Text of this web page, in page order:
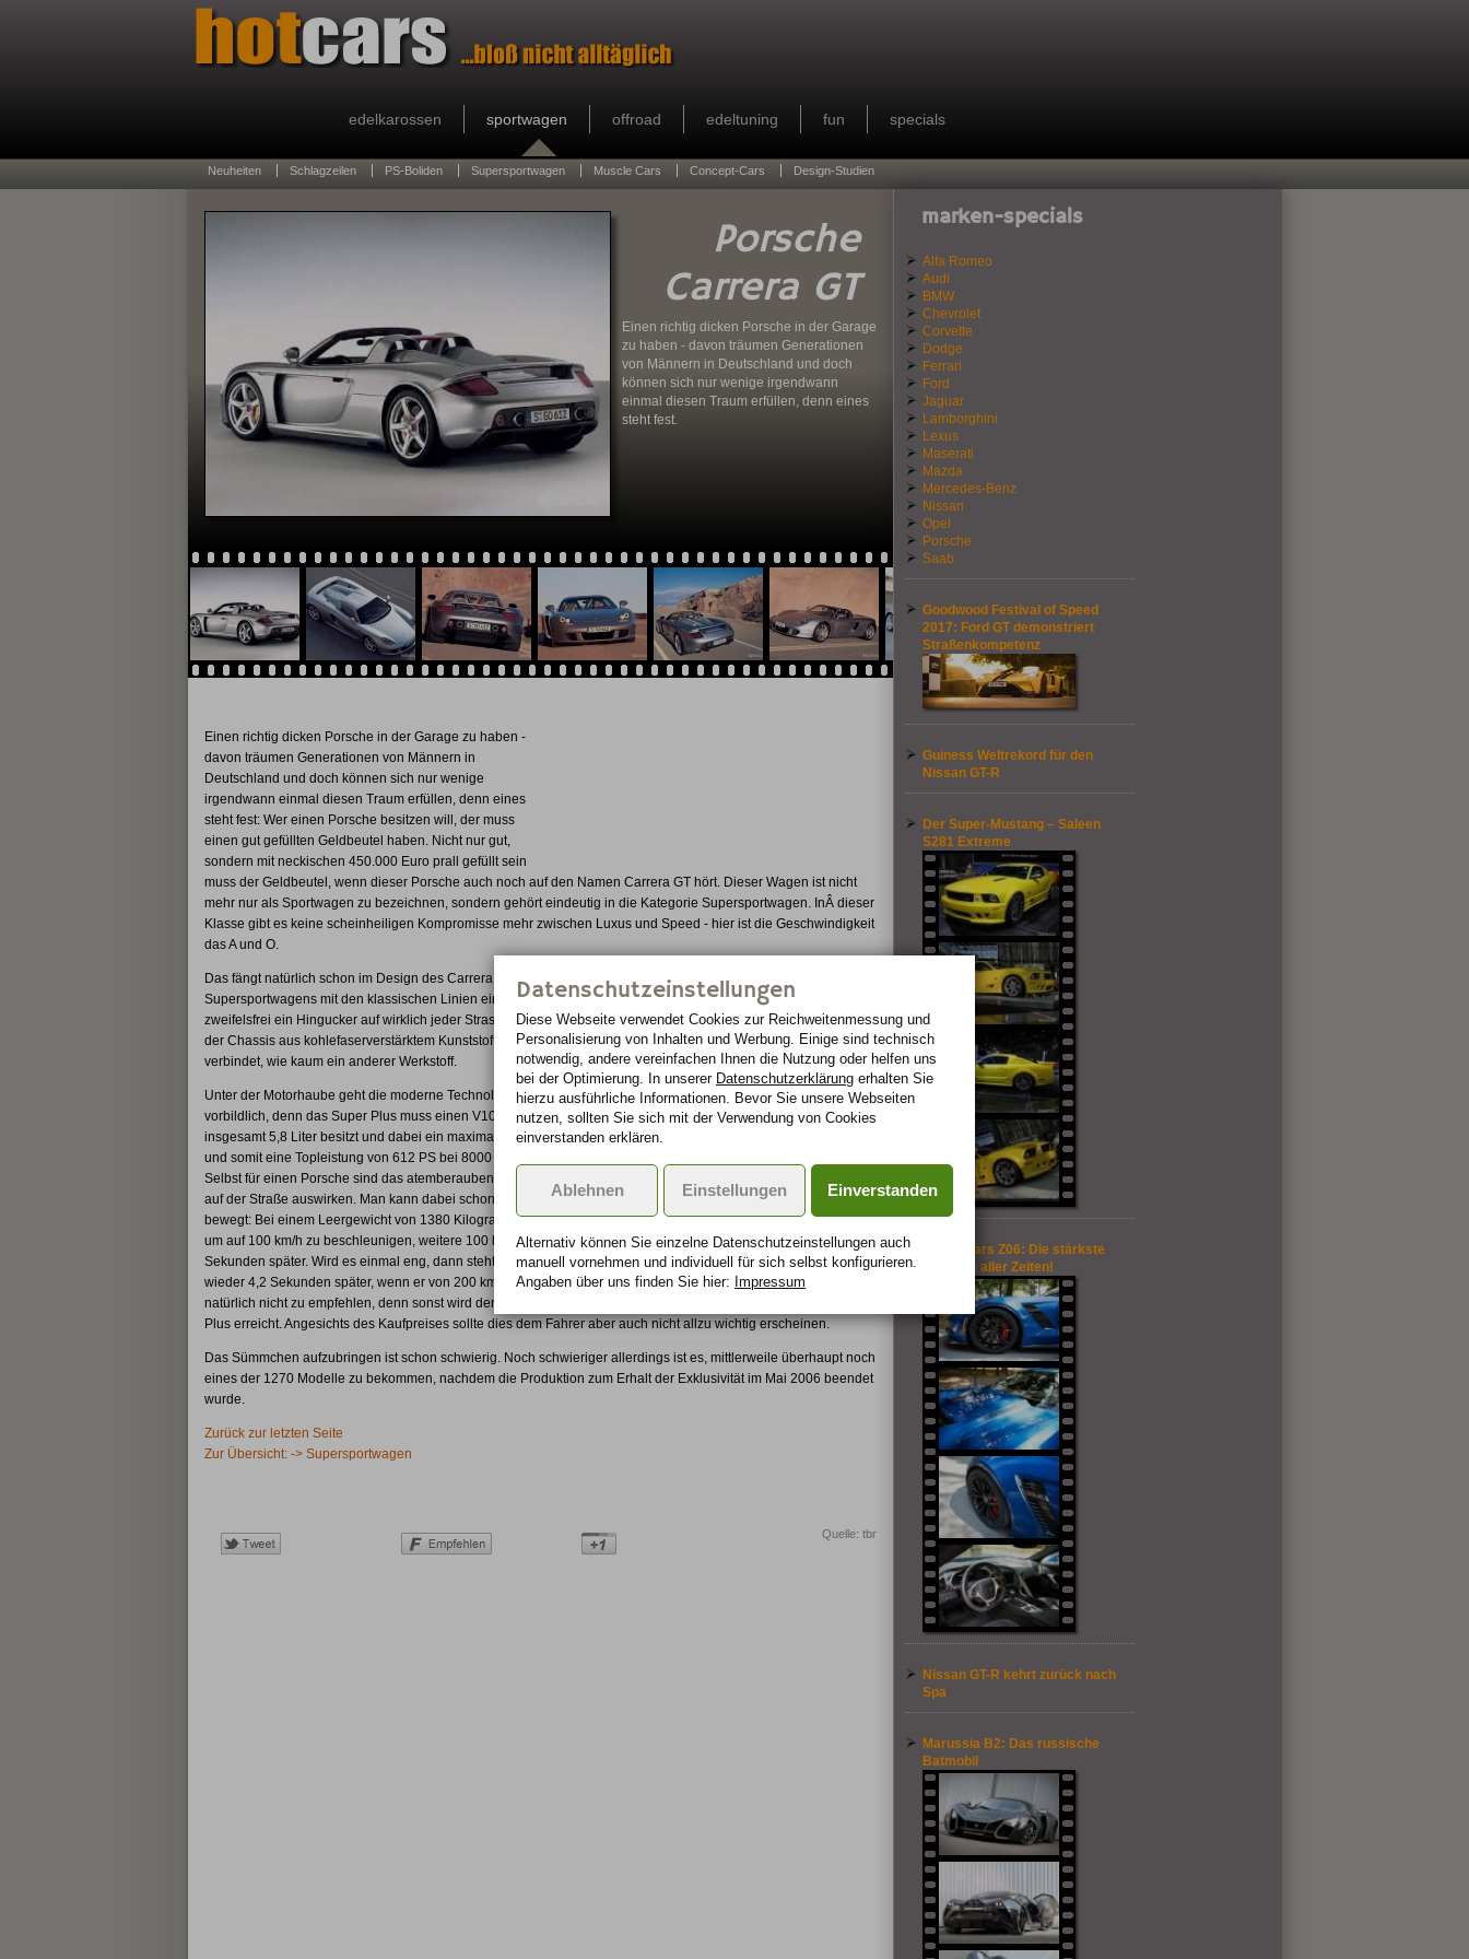
edelkarossen sportwagen offroad edeltuning fun specials
Neuheiten Schlagzeilen PS-Boliden Supersportwagen Muscle Cars Concept-Cars Design-Studien
Porsche
Carrera GT
Einen richtig dicken Porsche in der Garage
zu haben - davon träumen Generationen
von Männern in Deutschland und doch
können sich nur wenige irgendwann
einmal diesen Traum erfüllen, denn eines
steht fest.
Einen richtig dicken Porsche in der Garage zu haben -
davon träumen Generationen von Männern in
Deutschland und doch können sich nur wenige
irgendwann einmal diesen Traum erfüllen, denn eines
steht fest: Wer einen Porsche besitzen will, der muss
einen gut gefüllten Geldbeutel haben. Nicht nur gut,
sondern mit neckischen 450.000 Euro prall gefüllt sein
muss der Geldbeutel, wenn dieser Porsche auch noch auf den Namen Carrera GT hört. Dieser Wagen ist nicht
mehr nur als Sportwagen zu bezeichnen, sondern gehört eindeutig in die Kategorie Supersportwagen. InÂ dieser
Klasse gibt es keine scheinheiligen Kompromisse mehr zwischen Luxus und Speed - hier ist die Geschwindigkeit
das A und O.
Das fängt natürlich schon im Design des Carrera GT an, das das typisch stromlinienförmige Aussehen eines
Supersportwagens mit den klassischen Linien eines Porsche verbindet, eine sehr gelungene Kombination, die
zweifelsfrei ein Hingucker auf wirklich jeder Strasse ist. Aufgebaut ist der Wagen dabei auf Hochtechnologie, etwa
der Chassis aus kohlefaserverstärktem Kunststoff, ein Material, das Leichtigkeit und Robustheit miteinander
verbindet, wie kaum ein anderer Werkstoff.
Unter der Motorhaube geht die moderne Technologie dann weiter. Die Energieausnutzung des Brennstoffs ist
vorbildlich, denn das Super Plus muss einen V10 Mittelmotor in Bewegung setzen, welcher einen Hubraum von
insgesamt 5,8 Liter besitzt und dabei ein maximales Drehmoment von 590 Nm bei 5750 Umdrehungen besitzt
und somit eine Topleistung von 612 PS bei 8000 Umdrehungen die Minute auf dem Prüfstand bringt.
Selbst für einen Porsche sind das atemberaubende Motorenwerte, die sich selbstredend auch auf die Leistungen
auf der Straße auswirken. Man kann dabei schon ungefähr ahnen, in welchen Leistungsregionen sich der Wagen
bewegt: Bei einem Leergewicht von 1380 Kilogramm braucht der Carrera GT gerade einmal nur 3,9 Sekunden
um auf 100 km/h zu beschleunigen, weitere 100 km/h schneller ist er nach 9,9 Sekunden insgesamt, also nur 6
Sekunden später. Wird es einmal eng, dann steht der Wagen dank moderner Keramikbremsen auch schon
wieder 4,2 Sekunden später, wenn er von 200 km/h herunterbremst. Solche Brachialmanöver sind auf Dauer
natürlich nicht zu empfehlen, denn sonst wird der angestrebte Durchschnittsverbrauch von 17,8 Liter wohl kaum
Plus erreicht. Angesichts des Kaufpreises sollte dies dem Fahrer aber auch nicht allzu wichtig erscheinen.
Das Sümmchen aufzubringen ist schon schwierig. Noch schwieriger allerdings ist es, mittlerweile überhaupt noch
eines der 1270 Modelle zu bekommen, nachdem die Produktion zum Erhalt der Exklusivität im Mai 2006 beendet
wurde.
Zurück zur letzten Seite
Zur Übersicht: -> Supersportwagen
Quelle: tbr
marken-specials
Alfa Romeo
Audi
BMW
Chevrolet
Corvette
Dodge
Ferrari
Ford
Jaguar
Lamborghini
Lexus
Maserati
Mazda
Mercedes-Benz
Nissan
Opel
Porsche
Saab
Goodwood Festival of Speed
2017: Ford GT demonstriert
Straßenkompetenz
Guiness Weltrekord für den
Nissan GT-R
Der Super-Mustang – Saleen
S281 Extreme
GeigerCars Z06: Die stärkste
Corvette aller Zeiten!
Nissan GT-R kehrt zurück nach
Spa
Marussia B2: Das russische
Batmobil
Datenschutzeinstellungen
Diese Webseite verwendet Cookies zur Reichweiten­messung und
Personalisierung von Inhalten und Werbung. Einige sind technisch
notwendig, andere vereinfachen Ihnen die Nutzung oder helfen uns
bei der Optimierung. In unserer Datenschutzerklärung erhalten Sie
hierzu ausführliche Informationen. Bevor Sie unsere Webseiten
nutzen, sollten Sie sich mit der Verwendung von Cookies
einverstanden erklären.
Einverstanden
Ablehnen Einstellungen
Alternativ können Sie einzelne Datenschutz­ein­stellungen auch
manuell vor­nehmen und indivi­duell für sich selbst konfigurieren.
Angaben über uns finden Sie hier: Impressum